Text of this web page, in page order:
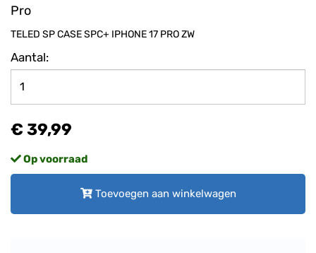
Pro
TELED SP CASE SPC+ IPHONE 17 PRO ZW
Aantal:
€ 39,99
Op voorraad
Toevoegen aan winkelwagen